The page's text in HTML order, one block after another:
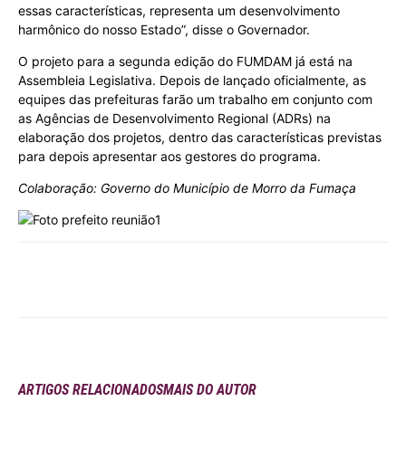
essas características, representa um desenvolvimento
harmônico do nosso Estado”, disse o Governador.
O projeto para a segunda edição do FUMDAM já está na
Assembleia Legislativa. Depois de lançado oficialmente, as
equipes das prefeituras farão um trabalho em conjunto com
as Agências de Desenvolvimento Regional (ADRs) na
elaboração dos projetos, dentro das características previstas
para depois apresentar aos gestores do programa.
Colaboração: Governo do Município de Morro da Fumaça
ARTIGOS RELACIONADOSMAIS DO AUTOR